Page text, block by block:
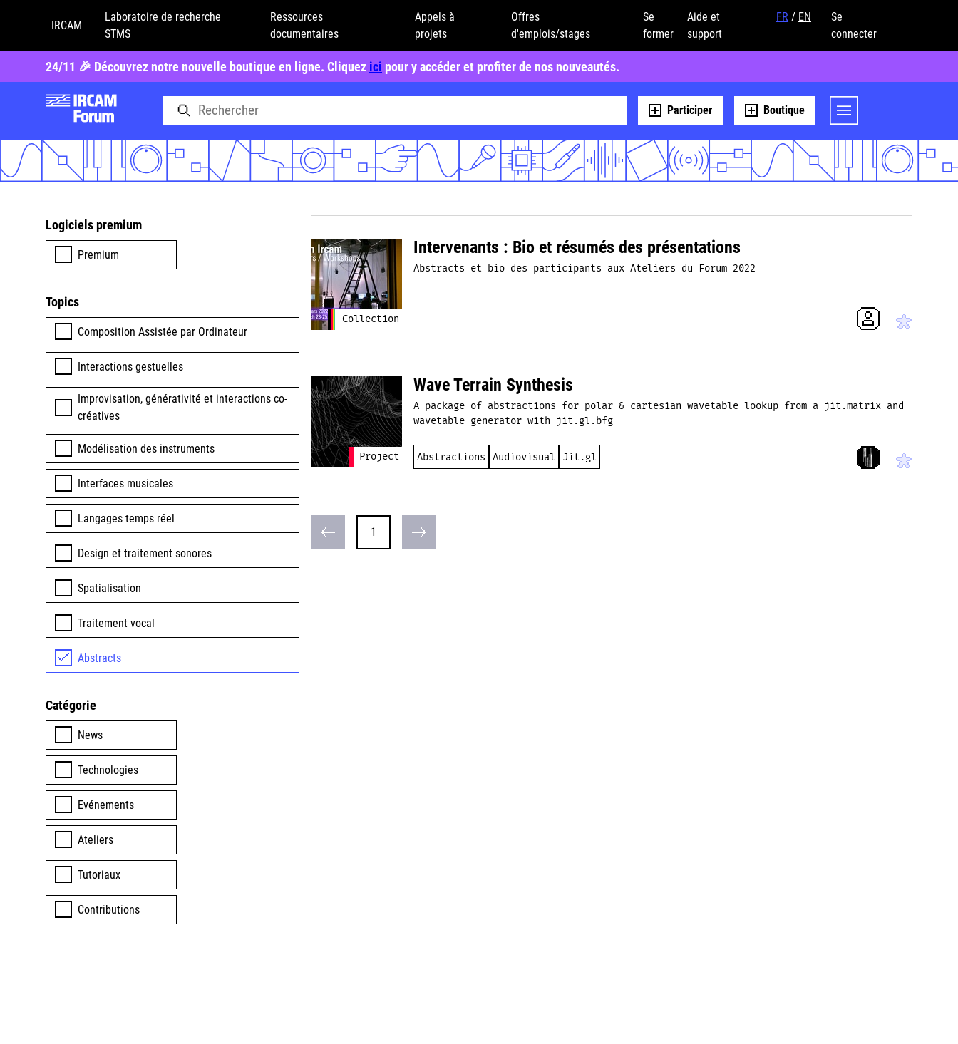
IRCAM
Laboratoire de recherche
STMS
Ressources
documentaires
Appels à
projets
Offres
d'emplois/stages
Se
former
Aide et
support
FR / EN
Se
connecter
24/11 🎉 Découvrez notre nouvelle boutique en ligne. Cliquez ici pour y accéder et profiter de nos nouveautés.
Participer Boutique
Logiciels premium
Premium
Topics
Composition Assistée par Ordinateur
Interactions gestuelles
Improvisation, générativité et interactions co-
créatives
Modélisation des instruments
Interfaces musicales
Langages temps réel
Design et traitement sonores
Spatialisation
Traitement vocal
Abstracts
Catégorie
News
Technologies
Evénements
Ateliers
Tutoriaux
Contributions
Collection
Intervenants : Bio et résumés des présentations
Abstracts et bio des participants aux Ateliers du Forum 2022
Project
Wave Terrain Synthesis
A package of abstractions for polar & cartesian wavetable lookup from a jit.matrix and
wavetable generator with jit.gl.bfg
Abstractions Audiovisual Jit.gl
1